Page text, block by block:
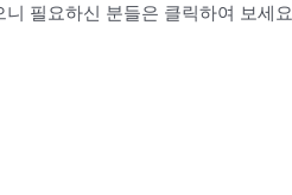
필요하신 분들은 클릭하여 보세